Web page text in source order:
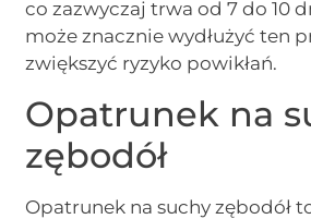
co zazwyczaj trwa od 7 do 10
może znacznie wydłużyć ten
zwiększyć ryzyko powikłań.
Opatrunek na
zębodół
Opatrunek na suchy zębodół